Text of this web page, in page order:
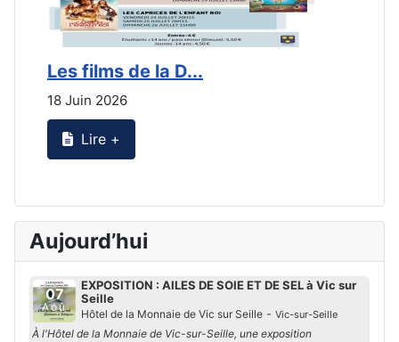
Les films de la D...
18 Juin 2026
Lire +
Aujourd’hui
07
Aoû
EXPOSITION : AILES DE SOIE ET DE SEL à Vic sur
Seille
Hôtel de la Monnaie de Vic sur Seille - Vic-sur-Seille
À l'Hôtel de la Monnaie de Vic-sur-Seille, une exposition